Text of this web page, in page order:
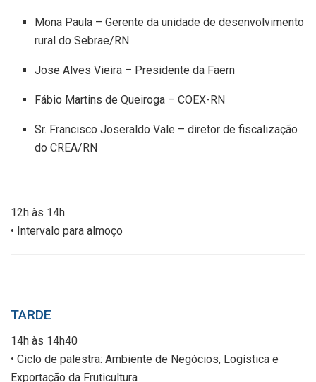
Mona Paula – Gerente da unidade de desenvolvimento
rural do Sebrae/RN
Jose Alves Vieira – Presidente da Faern
Fábio Martins de Queiroga – COEX-RN
Sr. Francisco Joseraldo Vale – diretor de fiscalização
do CREA/RN
12h às 14h
• Intervalo para almoço
TARDE
14h às 14h40
• Ciclo de palestra: Ambiente de Negócios, Logística e
Exportação da Fruticultura